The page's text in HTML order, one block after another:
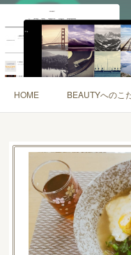
HOME BEAUTYへのこ